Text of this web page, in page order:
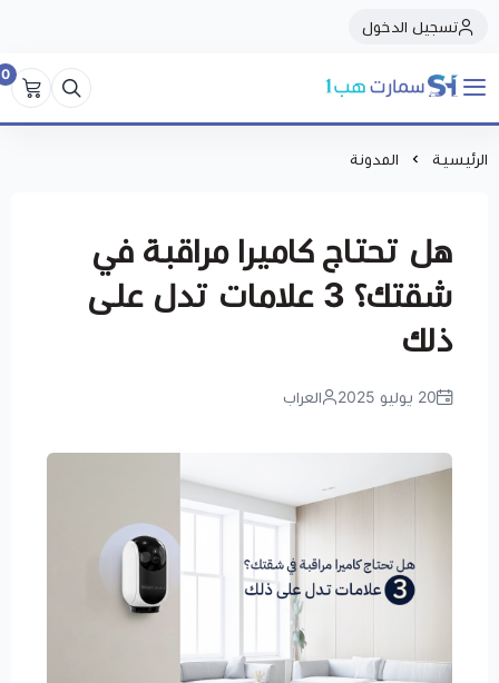
تسجيل الدخول
سمارت هبSmart Hub1
0
الرئيسية المدونة
هل تحتاج كاميرا مراقبة في
شقتك؟ 3 علامات تدل على
ذلك
20 يوليو 2025 العراب